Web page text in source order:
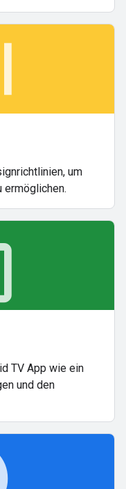
um
ermöglichen.
TV App wie ein
und den